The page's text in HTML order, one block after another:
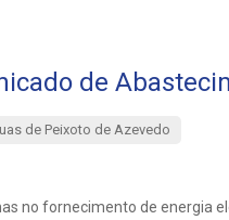
de
de Peixoto de Azevedo
no fornecimento de energia